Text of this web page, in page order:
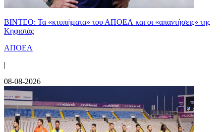
ΒΙΝΤΕΟ: Τα «κτυπήματα» του ΑΠΟΕΛ και οι «απαντήσεις» της
Κηφισιάς
ΑΠΟΕΛ
|
08-08-2026